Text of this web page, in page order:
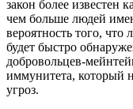
закон более известен
чем больше людей
вероятность того,
будет быстро
добровольцев-
иммунитета, который
угроз.